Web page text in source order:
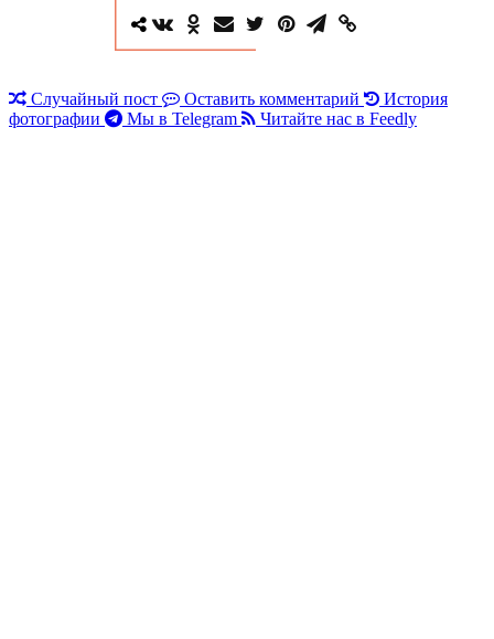
Случайный пост Оставить комментарий
История
фотографии
Мы в Telegram Читайте нас в Feedly